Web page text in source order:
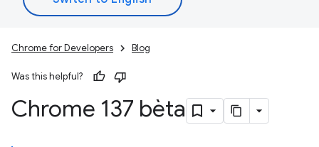
Chrome for Developers Blog
Was this helpful?
Chrome 137 bèta